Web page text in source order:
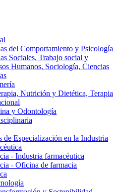
del Comportamiento y Psicología
Sociales, Trabajo social y
Humanos, Sociología, Ciencias
Nutrición y Dietética, Terapia
y Odontología
de Especialización en la Industria
- Industria farmacéutica
- Oficina de farmacia